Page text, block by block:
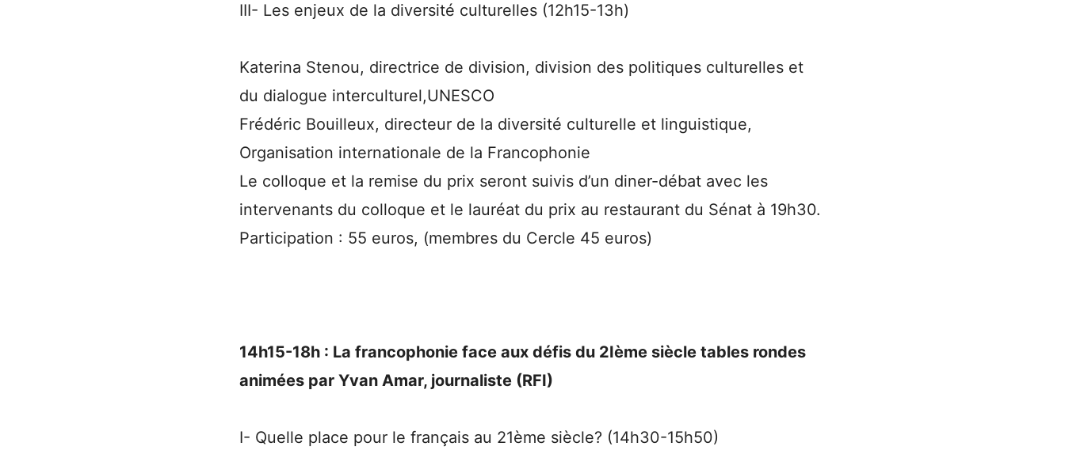
III- Les enjeux de la diversité culturelles (12h15-13h)
Katerina Stenou, directrice de division, division des politiques culturelles et
du dialogue interculturel,UNESCO
Frédéric Bouilleux, directeur de la diversité culturelle et linguistique,
Organisation internationale de la Francophonie
Le colloque et la remise du prix seront suivis d’un diner-débat avec les
intervenants du colloque et le lauréat du prix au restaurant du Sénat à 19h30.
Participation : 55 euros, (membres du Cercle 45 euros)
14h15-18h : La francophonie face aux défis du 2Ième siècle tables rondes
animées par Yvan Amar, journaliste (RFI)
I- Quelle place pour le français au 21ème siècle? (14h30-15h50)